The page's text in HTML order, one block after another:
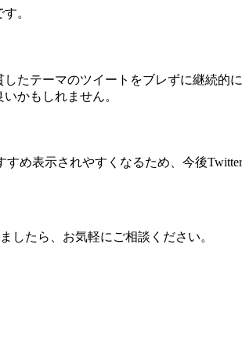
。
たテーマのツイートをブレずに継続的
かもしれません。
め表示されやすくなるため、今後
したら、お気軽にご相談ください。